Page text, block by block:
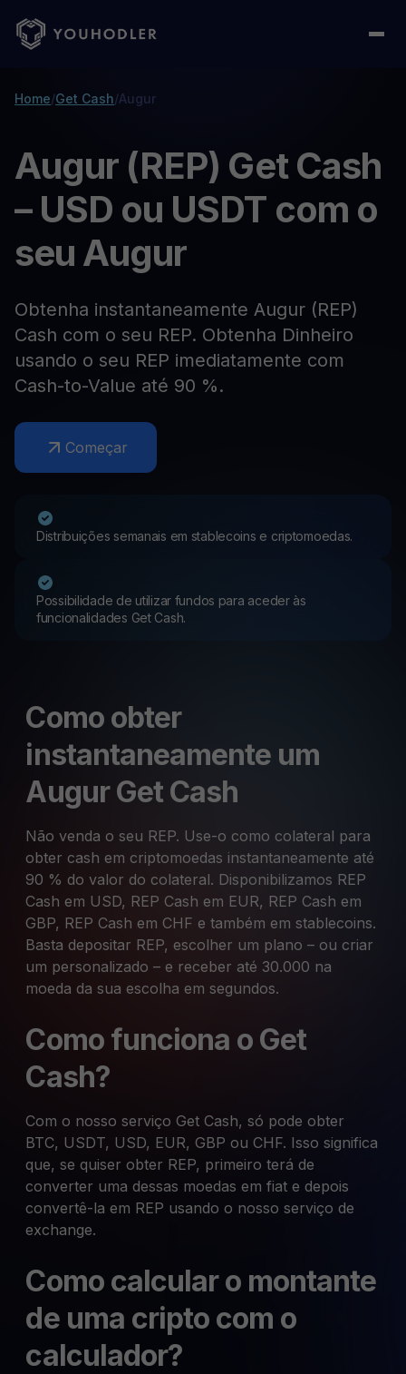
Home/Get Cash/Augur
Augur (REP) Get Cash
– USD ou USDT com o
seu Augur
Obtenha instantaneamente Augur (REP)
Cash com o seu REP. Obtenha Dinheiro
usando o seu REP imediatamente com
Cash-to-Value até 90 %.
Começar
Distribuições semanais em stablecoins e criptomoedas.
Possibilidade de utilizar fundos para aceder às
funcionalidades Get Cash.
Como obter
instantaneamente um
Augur Get Cash
Não venda o seu REP. Use-o como colateral para
obter cash em criptomoedas instantaneamente até
90 % do valor do colateral. Disponibilizamos REP
Cash em USD, REP Cash em EUR, REP Cash em
GBP, REP Cash em CHF e também em stablecoins.
Basta depositar REP, escolher um plano – ou criar
um personalizado – e receber até 30.000 na
moeda da sua escolha em segundos.
Como funciona o Get
Cash?
Com o nosso serviço Get Cash, só pode obter
BTC, USDT, USD, EUR, GBP ou CHF. Isso significa
que, se quiser obter REP, primeiro terá de
converter uma dessas moedas em fiat e depois
convertê-la em REP usando o nosso serviço de
exchange.
Como calcular o montante
de uma cripto com o
calculador?